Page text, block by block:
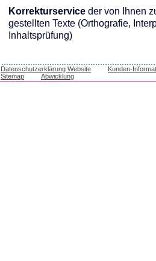
Korrekturservice der von Ihnen
gestellten Texte (Orthografie,
Inhaltsprüfung)
Datenschutzerklärung Website
Kunden-
Sitemap
Abwicklung